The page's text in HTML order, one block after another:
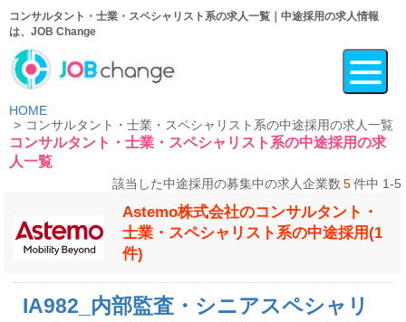
コンサルタント・士業・スペシャリスト系の求人一覧｜中途採用の求人情報
は、JOB Change
HOME
コンサルタント・士業・スペシャリスト系の中途採用の求人一覧
コンサルタント・士業・スペシャリスト系の中途採用の求
人一覧
該当した中途採用の募集中の求人企業数 5件中 1-5
Astemo株式会社のコンサルタント・
士業・スペシャリスト系の中途採用(1
件)
IA982_内部監査・シニアスペシャリ